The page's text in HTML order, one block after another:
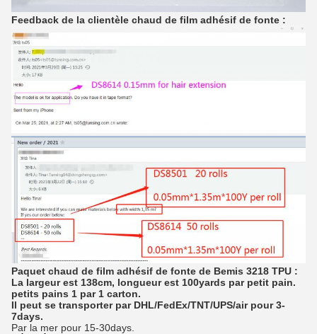
Feedback de la clientèle chaud de film adhésif de fonte :
Paquet chaud de film adhésif de fonte de Bemis 3218 TPU :
La largeur est 138cm, longueur est 100yards par petit pain.
petits pains 1 par 1 carton.
Il peut se transporter par DHL/FedEx/TNT/UPS/air pour 3-
7days.
Par la mer pour 15-30days.